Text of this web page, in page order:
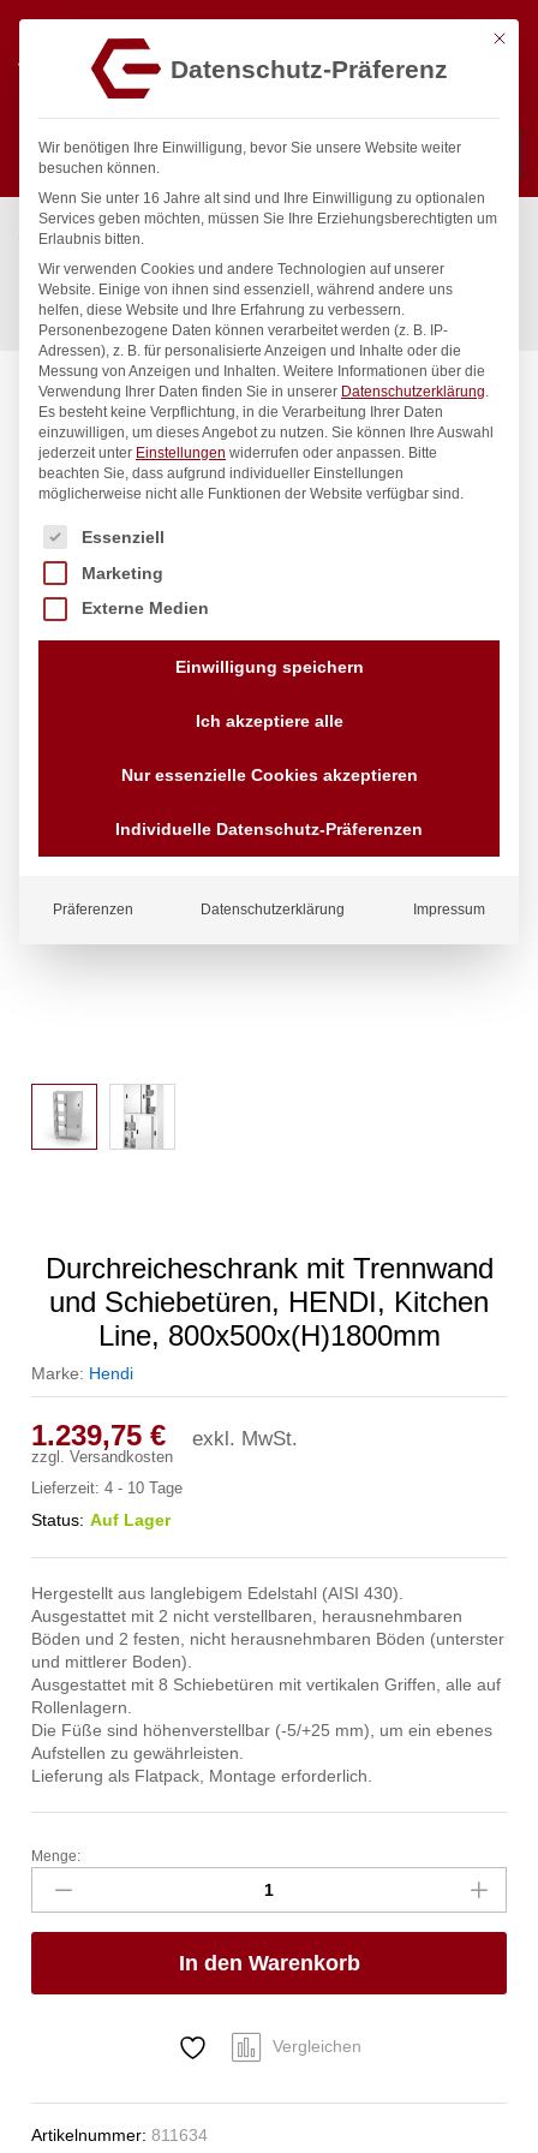
Suchen
Start / Gastronomiebedarf & Gastro Geräte für Profis
Hygiene & Lagerung
Möbel
Durchreicheschrank mit Trennwand und Schiebetüren, HENDI,
Kitchen Line, 800x500x(H)1800mm
Durchreicheschrank mit Trennwand
und Schiebetüren, HENDI, Kitchen
Line, 800x500x(H)1800mm
Marke: Hendi
1.239,75€ exkl. MwSt.
zzgl.Versandkosten
Lieferzeit:4 - 10 Tage
Status: Auf Lager
Hergestellt aus langlebigem Edelstahl (AISI 430).
Ausgestattet mit 2 nicht verstellbaren, herausnehmbaren
Böden und 2 festen, nicht herausnehmbaren Böden (unterster
und mittlerer Boden).
Ausgestattet mit 8 Schiebetüren mit vertikalen Griffen, alle auf
Rollenlagern.
Die Füße sind höhenverstellbar (-5/+25 mm), um ein ebenes
Aufstellen zu gewährleisten.
Lieferung als Flatpack, Montage erforderlich.
Durchreicheschrank
Trennwand
und
HENDI,
Anzahl
Menge:
In den Warenkorb
Vergleichen
Artikelnummer:811634
Mit
Datenschutz-Präferenz
Wir benötigen Ihre Einwilligung, bevor Sie unsere Website weiter
besuchen können.
Wenn Sie unter 16 Jahre alt sind und Ihre Einwilligung zu optionalen
Services geben möchten, müssen Sie Ihre Erziehungsberechtigten um
Erlaubnis bitten.
Wir verwenden Cookies und andere Technologien auf unserer
Website. Einige von ihnen sind essenziell, während andere uns
helfen, diese Website und Ihre Erfahrung zu verbessern.
Personenbezogene Daten können verarbeitet werden (z. B. IP-
Adressen), z. B. für personalisierte Anzeigen und Inhalte oder die
Messung von Anzeigen und Inhalten. Weitere Informationen über die
Verwendung Ihrer Daten finden Sie in unserer Datenschutzerklärung.
Es besteht keine Verpflichtung, in die Verarbeitung Ihrer Daten
einzuwilligen, um dieses Angebot zu nutzen. Sie können Ihre Auswahl
jederzeit unter Einstellungen widerrufen oder anpassen. Bitte
beachten Sie, dass aufgrund individueller Einstellungen
möglicherweise nicht alle Funktionen der Website verfügbar sind.
Es folgt eine Liste der Service-Gruppen, für die eine
Essenziell
Marketing
Externe Medien
Einwilligung speichern
Ich akzeptiere alle
Nur essenzielle Cookies akzeptieren
Individuelle Datenschutz-Präferenzen
Präferenzen Datenschutzerklärung Impressum